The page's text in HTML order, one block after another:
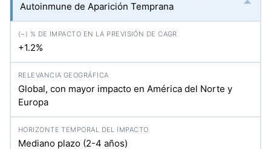
Autoinmune de Aparición Temprana
+1.2%
Global, con mayor impacto en América del Norte y
Europa
Mediano plazo (2-4 años)